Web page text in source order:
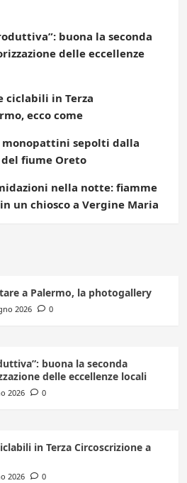
buona la seconda
delle eccellenze
ciclabili in Terza
ecco come
monopattini sepolti dalla
fiume Oreto
nella notte: fiamme
un chiosco a Vergine Maria
a Palermo, la photogallery
2026 0
buona la seconda
delle eccellenze locali
2026 0
in Terza Circoscrizione a
2026 0